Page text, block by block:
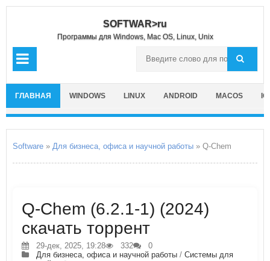
SOFTWAR>ru
Программы для Windows, Mac OS, Linux, Unix
ГЛАВНАЯ WINDOWS LINUX ANDROID MACOS
Software » Для бизнеса, офиса и научной работы » Q-Chem
Q-Chem (6.2.1-1) (2024)
скачать торрент
29-дек, 2025, 19:28 332
0
Для бизнеса, офиса и научной работы / Системы для